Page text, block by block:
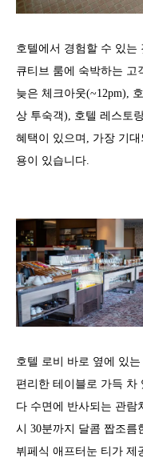
호텔에서 경험할 수 있는
큐티브 룸에 숙박하는 고
늦은 체크아웃(~12pm),
상 투숙객), 호텔 레스토
혜택이 있으며, 가장 기
용이 있습니다.
호텔 로비 바로 옆에 있
편리한 테이블로 가득 차
다 수면에 반사되는 관람
시 30분까지 달콤 짭조름
뷔페식 애프터눈 티가 제